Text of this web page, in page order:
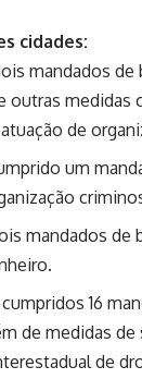
cidades:
mandados
medidas
de
um
mandados de
16
de medidas
de